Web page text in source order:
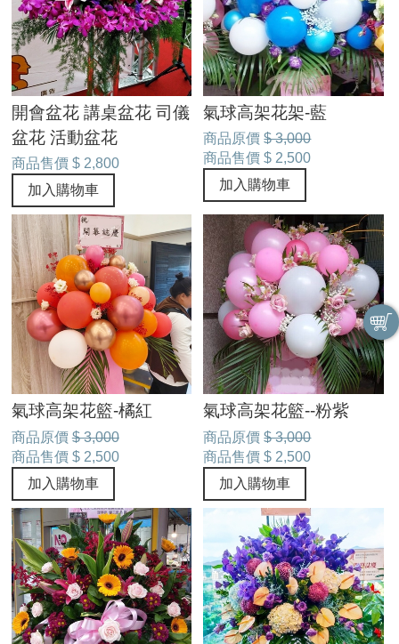
開會盆花 講桌盆花 司儀
盆花 活動盆花
商品售價 $ 2,800
加入購物車
氣球高架花架-藍
商品原價 $ 3,000
商品售價 $ 2,500
加入購物車
氣球高架花籃-橘紅
商品原價 $ 3,000
商品售價 $ 2,500
加入購物車
氣球高架花籃--粉紫
商品原價 $ 3,000
商品售價 $ 2,500
加入購物車